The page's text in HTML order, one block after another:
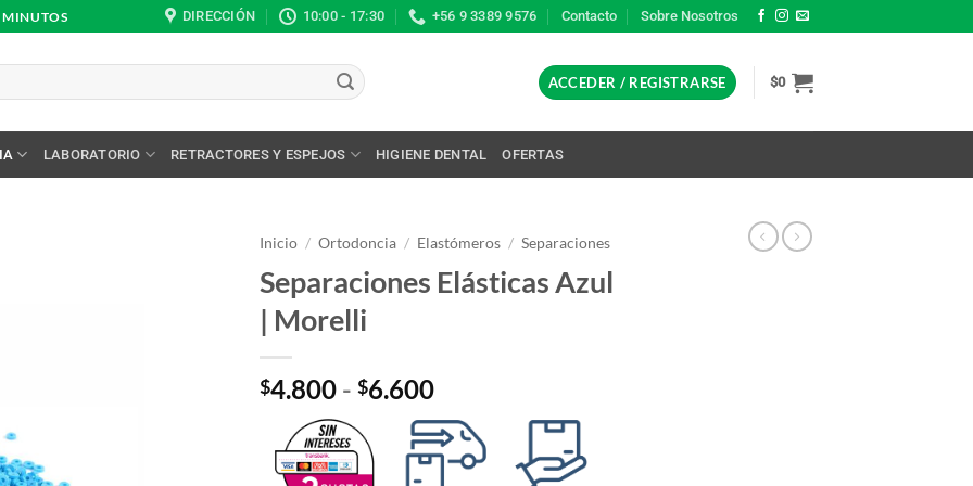
MINUTOS DIRECCIÓN 10:00 - 17:30 +56 9 3389 9576 Contacto Sobre Nosotros
ACCEDER / REGISTRARSE $0
LABORATORIO RETRACTORES Y ESPEJOS HIGIENE DENTAL OFERTAS
Inicio / Ortodoncia / Elastómeros / Separaciones
Separaciones Elásticas Azul
| Morelli
$4.800 - $6.600Rango
de
precios:
desde